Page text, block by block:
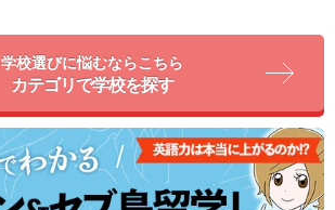
学校選びに悩むならこちら
カテゴリで学校を探す